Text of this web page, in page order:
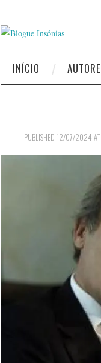
INÍCIO
PUBLISHED 12/07/2024 AT